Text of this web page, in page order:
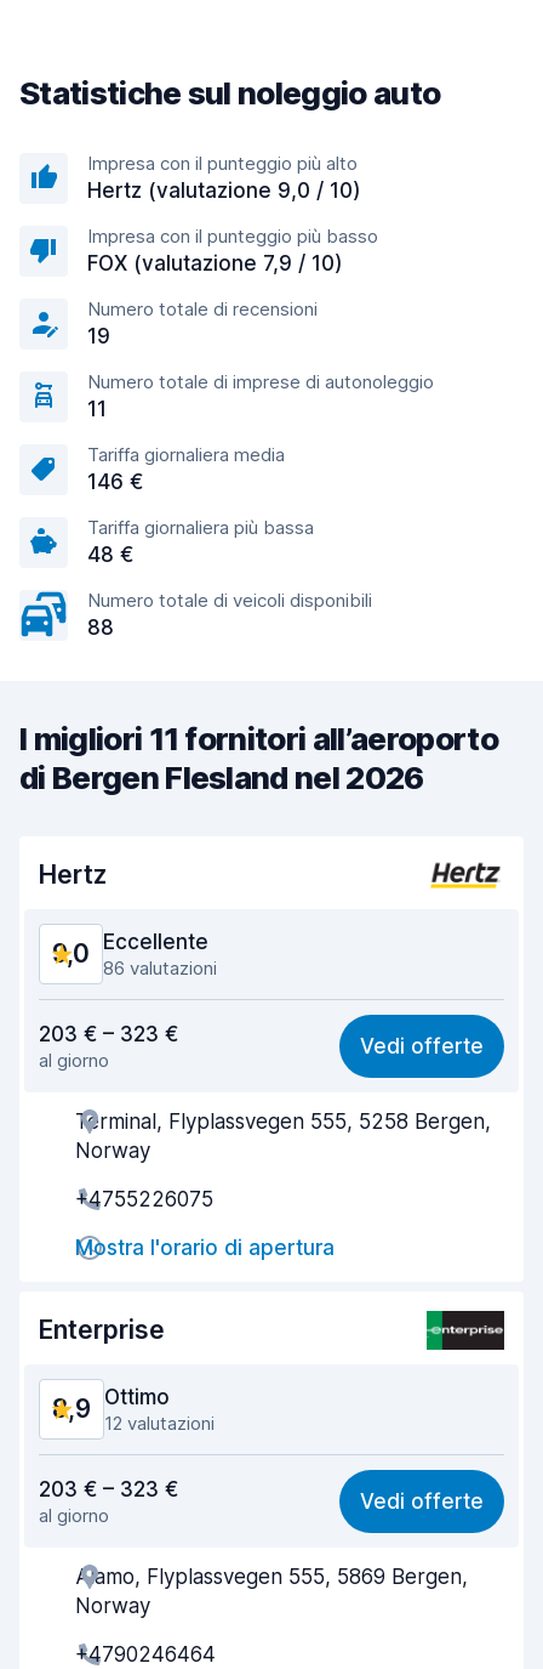
Statistiche sul noleggio auto
Impresa con il punteggio più alto
Hertz (valutazione 9,0 / 10)
Impresa con il punteggio più basso
FOX (valutazione 7,9 / 10)
Numero totale di recensioni
19
Numero totale di imprese di autonoleggio
11
Tariffa giornaliera media
146 €
Tariffa giornaliera più bassa
48 €
Numero totale di veicoli disponibili
88
I migliori 11 fornitori all’aeroporto
di Bergen Flesland nel 2026
Hertz
9,0 Eccellente
86 valutazioni
8,6
Facile da trovare 9,0
Gentilezza degli agenti 8,8
Condizioni dell'auto 9,3
203 € – 323 €
al giorno
Vedi offerte
Terminal, Flyplassvegen 555, 5258 Bergen,
Norway
+4755226075
Mostra l'orario di apertura
Enterprise
8,9 Ottimo
12 valutazioni
8,5
Facile da trovare 8,6
Gentilezza degli agenti
203 € – 323 €
al giorno
Vedi offerte
Alamo, Flyplassvegen 555, 5869 Bergen,
Norway
+4790246464